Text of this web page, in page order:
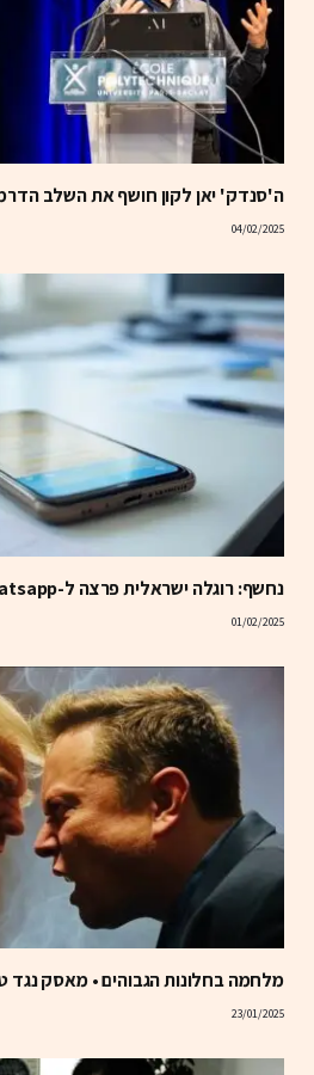
ה'סנדק' יאן לקון חושף את השלב
04/02/2025
נחשף: רוגלה ישראלית פרצה ל-whatsapp של 100 עיתונאים
01/02/2025
מלחמה בחלונות הגבוהים • מאסק נגד
23/01/2025